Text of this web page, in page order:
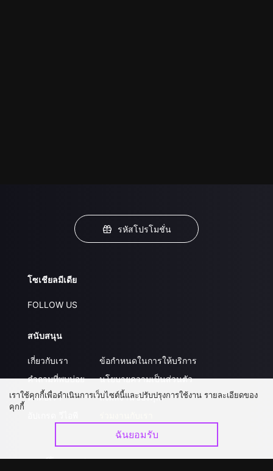
รหัสโปรโมชั่น
โซเชียลมีเดีย
FOLLOW US
สนับสนุน
เกี่ยวกับเรา
คำถามที่พบบ่อย
ติดต่อเรา
ข้อกำหนดในการให้บริการ
นโยบายความเป็นส่วนตัว
ส่งผลงานของคุณ
ดาวน์โหลดแอป
เราใช้คุกกี้เพื่อดำเนินการเว็บไซต์นี้และปรับปรุงการใช้งาน รายละเอียดของ
คุกกี้
ฉันยอมรับ